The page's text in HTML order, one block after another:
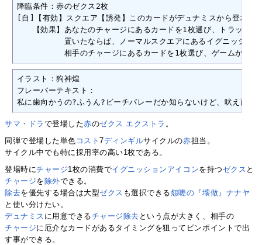
降臨条件：赤のゼクス2枚
[自]【有効】スクエア【誘発】このカードがデュナミスから登場す
【効果】あなたのチャージにあるカードを1枚選び、トラッシュ
置いたならば、ノーマルスクエアにあるイグニッションア
相手のチャージにあるカードを1枚選び、ゲームから除
イラスト：狗神煌
フレーバーテキスト：
私に歯向かうの?ふうん?ビーチバレーだか知らないけど、吠え面か
サマ・ドラ で登場した赤のゼクス エクストラ 。
同弾で登場した単色 コスト7ディンギルサイクルの赤担当。
サイクル中でも特に採用率の高い1枚である。
登場時にチャージ1枚の消費でイグニッションアイコンを持つゼクス と
チャージを 除外できる。
除去を優先する場合は大型ゼクス も選択できる怨嗟の『壊做』ナナヤ
と使い分けたい。
デュナミス に用意できるチャージ除去 という点が大きく、相手の
チャージに厄介なカードがあるタイミングを狙ってピンポイントで出
す事ができる。